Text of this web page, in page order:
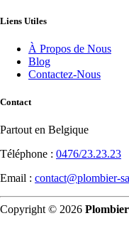
Liens Utiles
À Propos de Nous
Blog
Contactez-Nous
Contact
Partout en Belgique
Téléphone : 0476/23.23.23
Email : contact@plombier-
Copyright © 2026